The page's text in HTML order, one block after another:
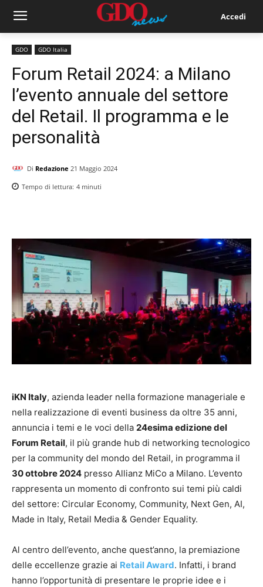
Accedi
GDO GDO Italia
Forum Retail 2024: a Milano
l’evento annuale del settore
del Retail. Il programma e le
personalità
Di Redazione 21 Maggio 2024
Tempo di lettura: 4 minuti
iKN Italy, azienda leader nella formazione manageriale e
nella realizzazione di eventi business da oltre 35 anni,
annuncia i temi e le voci della 24esima edizione del
Forum Retail, il più grande hub di networking tecnologico
per la community del mondo del Retail, in programma il
30 ottobre 2024 presso Allianz MiCo a Milano. L’evento
rappresenta un momento di confronto sui temi più caldi
del settore: Circular Economy, Community, Next Gen, AI,
Made in Italy, Retail Media & Gender Equality.
Al centro dell’evento, anche quest’anno, la premiazione
delle eccellenze grazie ai Retail Award. Infatti, i brand
hanno l’opportunità di presentare le proprie idee e i